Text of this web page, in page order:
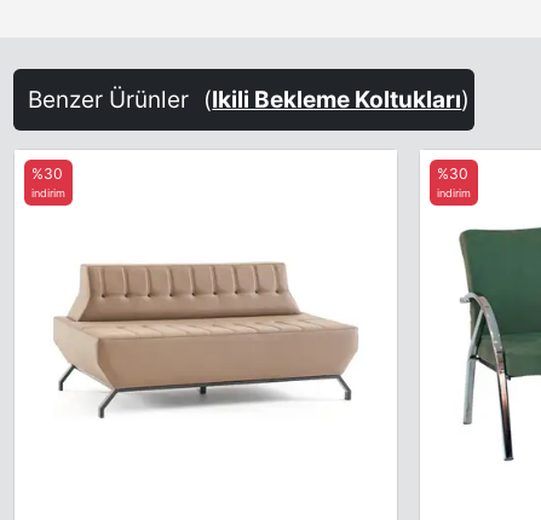
Benzer Ürünler (Ikili Bekleme Koltukları)
%30
indirim
%30
indirim